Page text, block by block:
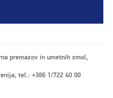
premazov in umetnih smol,
tel.: +386 1/722 40 00